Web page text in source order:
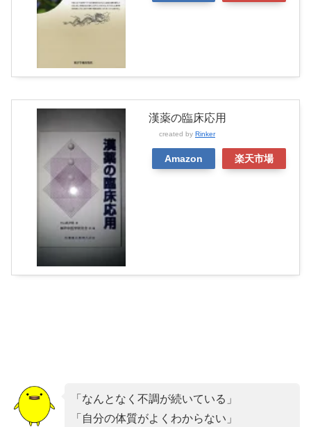
漢薬の臨床応用
created by Rinker
Amazon 楽天市場
「なんとなく不調が続いている」
「自分の体質がよくわからない」